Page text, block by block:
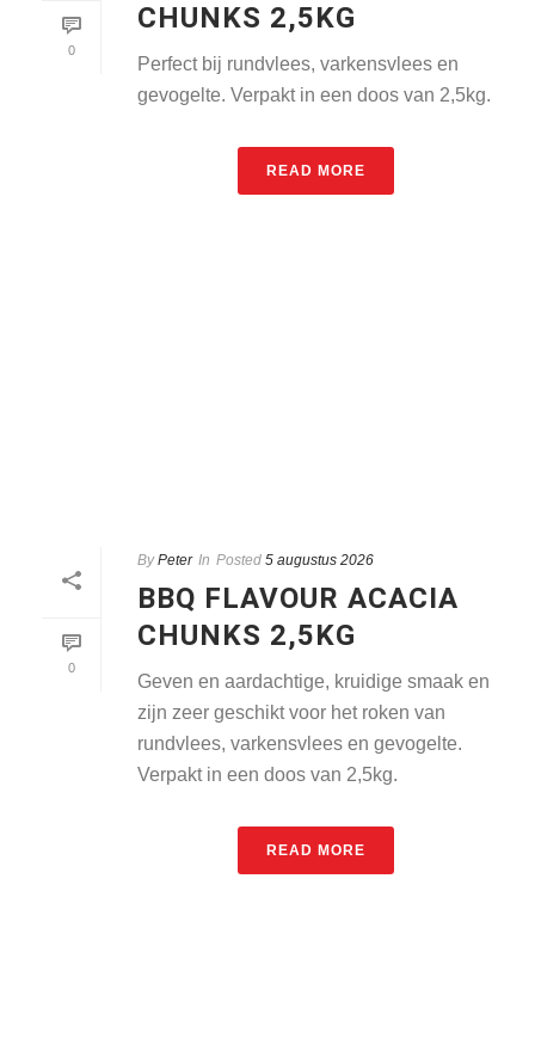
0
CHUNKS 2,5KG
Perfect bij rundvlees, varkensvlees en
gevogelte. Verpakt in een doos van 2,5kg.
READ MORE
0
By Peter In Posted 5 augustus 2026
BBQ FLAVOUR ACACIA
CHUNKS 2,5KG
Geven en aardachtige, kruidige smaak en
zijn zeer geschikt voor het roken van
rundvlees, varkensvlees en gevogelte.
Verpakt in een doos van 2,5kg.
READ MORE